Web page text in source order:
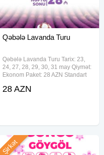
Qəbələ Lavanda Turu
Qəbələ Lavanda Turu Tarix: 23,
24, 27, 28, 29, 30, 31 may Qiymət:
Ekonom Paket: 28 AZN Standart
Komfortlu nəqliyyat ilə gediş-
28 AZN
Şirkət